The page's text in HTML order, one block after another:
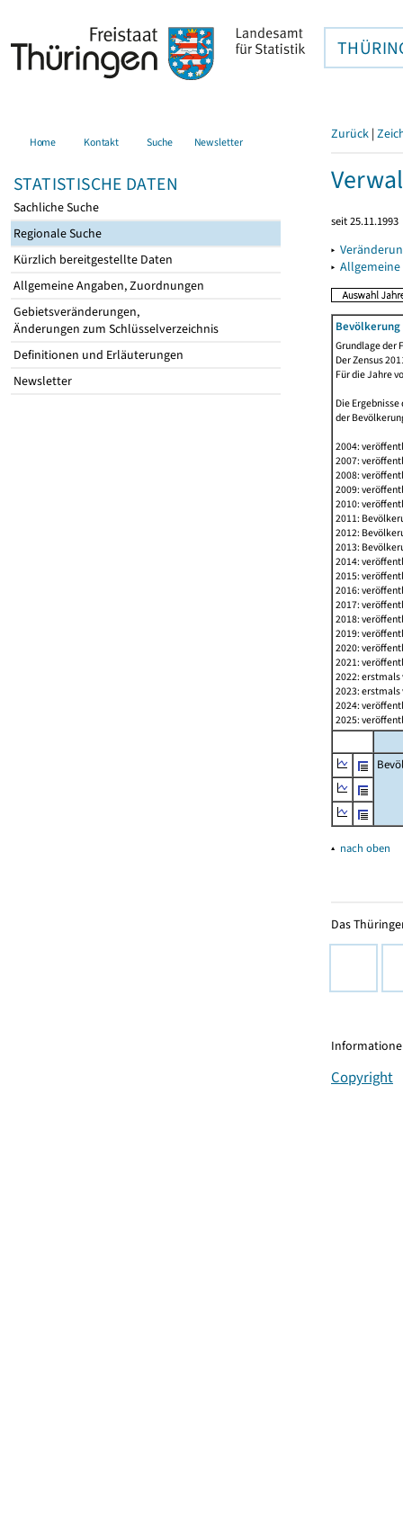
Home Kontakt Suche Newsletter
STATISTISCHE DATEN
Sachliche Suche
Regionale Suche
Kürzlich bereitgestellte Daten
Allgemeine Angaben, Zuordnungen
Gebietsveränderungen,
Änderungen zum Schlüsselverzeichnis
Definitionen und Erläuterungen
Newsletter
Zurück |
seit 25.11.1993
▸
▸
Grundlage der
Der Zensus
Für die Jahre
Die
der
2004:
2007:
2008:
2009:
2010:
2011:
2012:
2013:
2014:
2015:
2016:
2017:
2018:
2019:
2020:
2021:
2022:
2023:
2024:
2025:
▴ nach oben
Das
Copyright